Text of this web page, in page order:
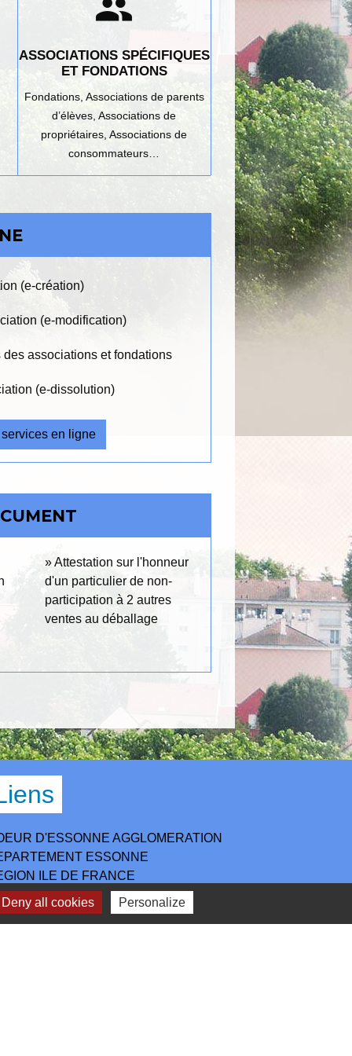
group
ASSOCIATIONS SPÉCIFIQUES
ET FONDATIONS
Fondations, Associations de parents
d’élèves,Associations de
propriétaires,Associations de
consommateurs…
(e-création)
(e-modification)
associations et fondations
(e-dissolution)
en ligne
Attestation sur l'honneur
d'un particulier de non-
participation à 2 autres
ventes au déballage
D'ESSONNE AGGLOMERATION
ESSONNE
ILE DE FRANCE
DE L'ESSONNE
all cookies Personalize